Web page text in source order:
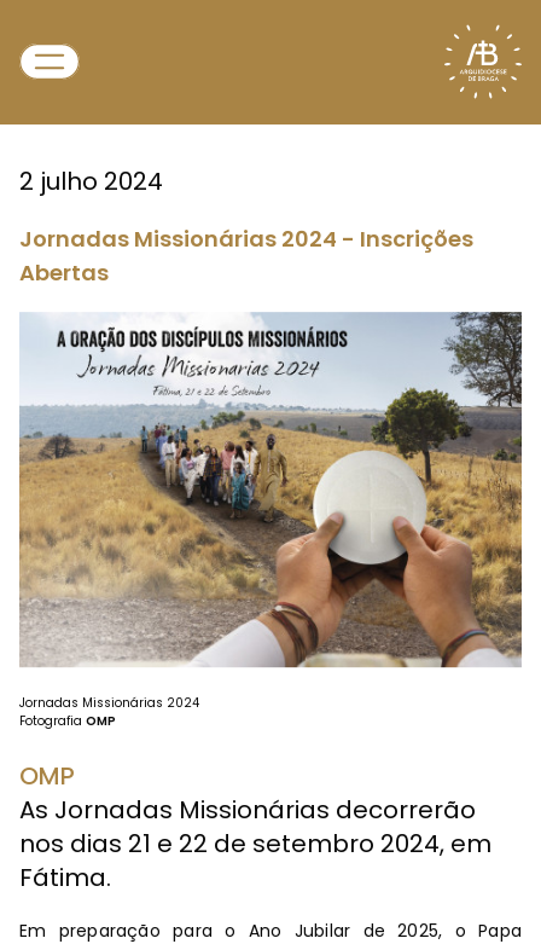
2 julho 2024
Jornadas Missionárias 2024 - Inscrições
Abertas
Jornadas Missionárias 2024
Fotografia OMP
OMP
As Jornadas Missionárias decorrerão
nos dias 21 e 22 de setembro 2024, em
Fátima.
Em preparação para o Ano Jubilar de 2025, o Papa